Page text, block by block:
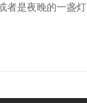
者是夜晚的一盏灯